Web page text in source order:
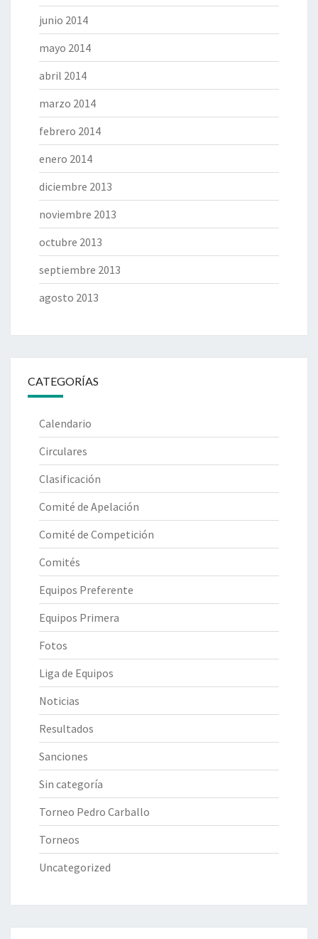
junio 2014
mayo 2014
abril 2014
marzo 2014
febrero 2014
enero 2014
diciembre 2013
noviembre 2013
octubre 2013
septiembre 2013
agosto 2013
CATEGORÍAS
Calendario
Circulares
Clasificación
Comité de Apelación
Comité de Competición
Comités
Equipos Preferente
Equipos Primera
Fotos
Liga de Equipos
Noticias
Resultados
Sanciones
Sin categoría
Torneo Pedro Carballo
Torneos
Uncategorized